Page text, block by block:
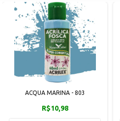
ACQUA MARINA - 803
R$10,98